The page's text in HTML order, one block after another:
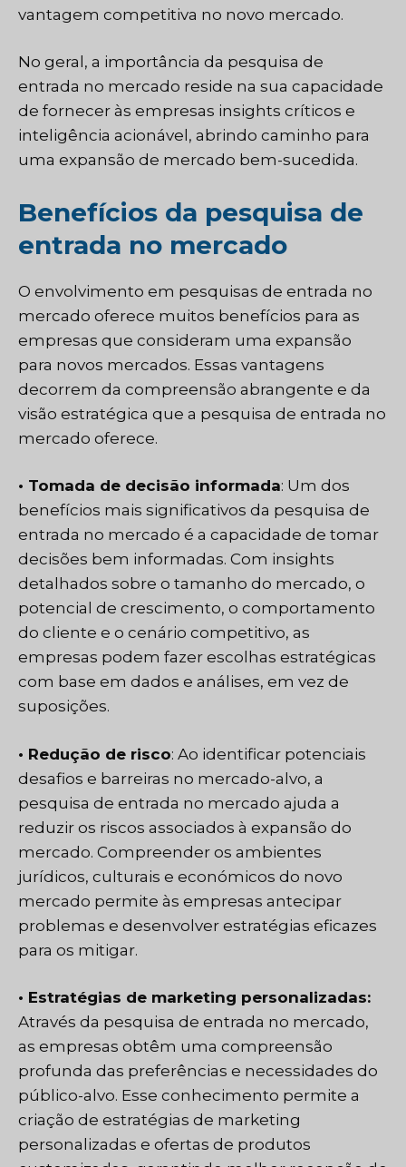
vantagem competitiva no novo mercado.
No geral, a importância da pesquisa de
entrada no mercado reside na sua capacidade
de fornecer às empresas insights críticos e
inteligência acionável, abrindo caminho para
uma expansão de mercado bem-sucedida.
Benefícios da pesquisa de
entrada no mercado
O envolvimento em pesquisas de entrada no
mercado oferece muitos benefícios para as
empresas que consideram uma expansão
para novos mercados. Essas vantagens
decorrem da compreensão abrangente e da
visão estratégica que a pesquisa de entrada no
mercado oferece.
• Tomada de decisão informada: Um dos
benefícios mais significativos da pesquisa de
entrada no mercado é a capacidade de tomar
decisões bem informadas. Com insights
detalhados sobre o tamanho do mercado, o
potencial de crescimento, o comportamento
do cliente e o cenário competitivo, as
empresas podem fazer escolhas estratégicas
com base em dados e análises, em vez de
suposições.
• Redução de risco: Ao identificar potenciais
desafios e barreiras no mercado-alvo, a
pesquisa de entrada no mercado ajuda a
reduzir os riscos associados à expansão do
mercado. Compreender os ambientes
jurídicos, culturais e económicos do novo
mercado permite às empresas antecipar
problemas e desenvolver estratégias eficazes
para os mitigar.
• Estratégias de marketing personalizadas:
Através da pesquisa de entrada no mercado,
as empresas obtêm uma compreensão
profunda das preferências e necessidades do
público-alvo. Esse conhecimento permite a
criação de estratégias de marketing
personalizadas e ofertas de produtos